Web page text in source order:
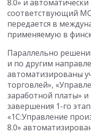
8.0» и
соответствующий
передается в
применяемую в
Параллельно
и по другим
автоматизированы
торговлей»,
заработной платы» и
завершения 1-го
«1С:Управление
8.0»